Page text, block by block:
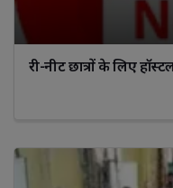
री-नीट छात्रों के लिए